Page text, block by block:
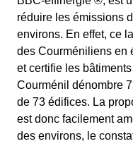
réduire les émissions
environs. En effet, ce
des Courméniliens en
et certifie les
Courménil dénombre
de 73 édifices. La
est donc facilement
des environs, le